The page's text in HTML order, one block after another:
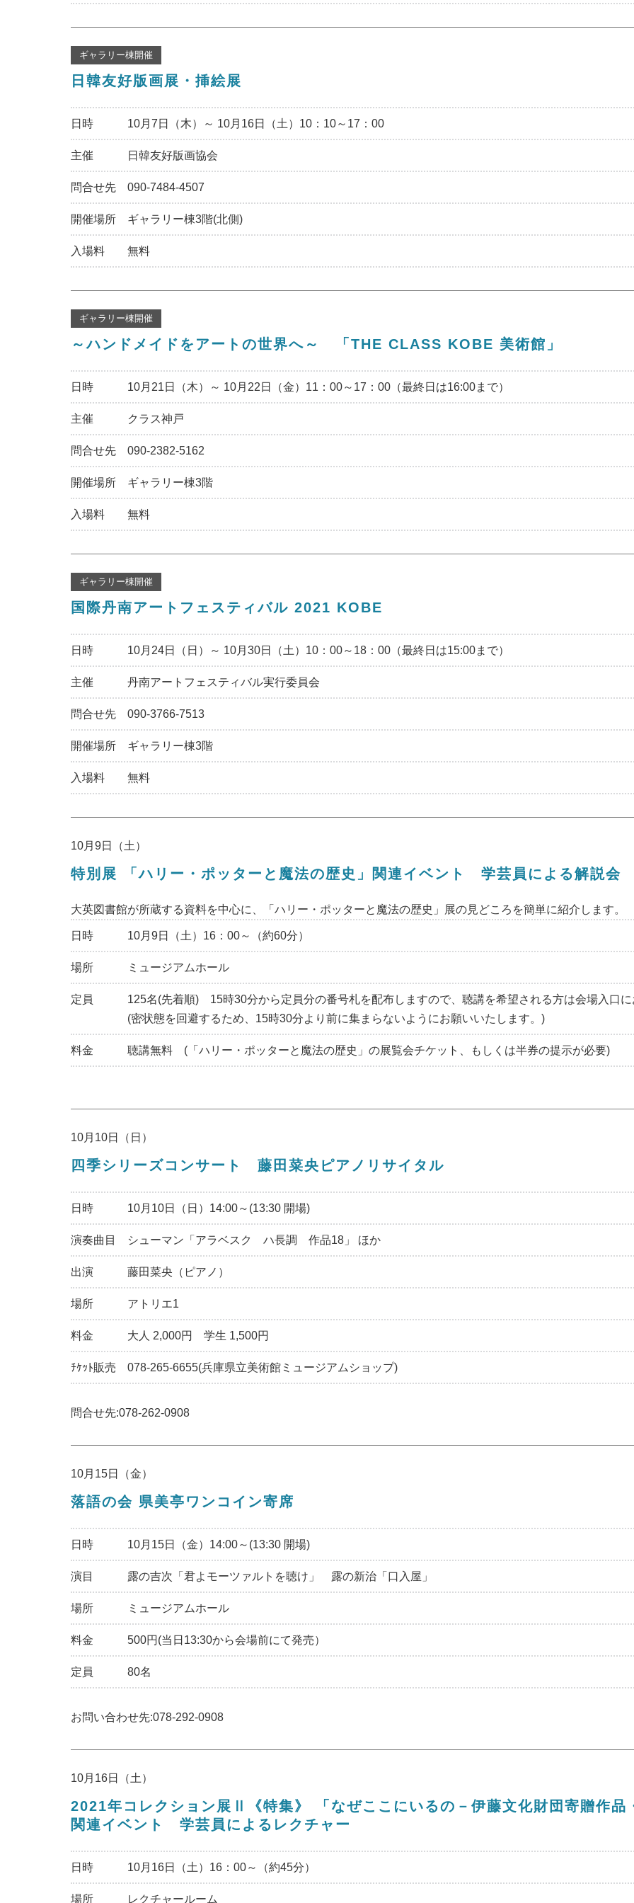
ギャラリー棟開催
日韓友好版画展・挿絵展
日時 10月7日（木）～ 10月16日（土）10：10～17：00
主催 日韓友好版画協会
問合せ先 090-7484-4507
開催場所 ギャラリー棟3階(北側)
入場料 無料
ギャラリー棟開催
～ハンドメイドをアートの世界へ～ 「THE CLASS KOBE 美術館」
日時 10月21日（木）～ 10月22日（金）11：00～17：00（最終日は16:00まで）
主催 クラス神戸
問合せ先 090-2382-5162
開催場所 ギャラリー棟3階
入場料 無料
ギャラリー棟開催
国際丹南アートフェスティバル 2021 KOBE
日時 10月24日（日）～ 10月30日（土）10：00～18：00（最終日は15:00まで）
主催 丹南アートフェスティバル実行委員会
問合せ先 090-3766-7513
開催場所 ギャラリー棟3階
入場料 無料
10月9日（土）
特別展 「ハリー・ポッターと魔法の歴史」関連イベント 学芸員による解説会
大英図書館が所蔵する資料を中心に、「ハリー・ポッターと魔法の歴史」展の見どころを簡単に紹介します。
日時 10月9日（土）16：00～（約60分）
場所 ミュージアムホール
定員
125名(先着順) 15時30分から定員分の番号札を配布しますので、聴講を希望される方は会場入口に
(密状態を回避するため、15時30分より前に集まらないようにお願いいたします。)
料金 聴講無料 (「ハリー・ポッターと魔法の歴史」の展覧会チケット、もしくは半券の提示が必要)
10月10日（日）
四季シリーズコンサート 藤田菜央ピアノリサイタル
日時 10月10日（日）14:00～(13:30 開場)
演奏曲目 シューマン「アラベスク ハ長調 作品18」 ほか
出演 藤田菜央（ピアノ）
場所 アトリエ1
料金 大人 2,000円 学生 1,500円
ﾁｹｯﾄ販売 078-265-6655(兵庫県立美術館ミュージアムショップ)
問合せ先:078-262-0908
10月15日（金）
落語の会 県美亭ワンコイン寄席
日時 10月15日（金）14:00～(13:30 開場)
演目 露の吉次「君よモーツァルトを聴け」 露の新治「口入屋」
場所 ミュージアムホール
料金 500円(当日13:30から会場前にて発売）
定員 80名
お問い合わせ先:078-292-0908
10月16日（土）
2021年コレクション展Ⅱ《特集》 「なぜここにいるの－伊藤文化財団寄贈作品
関連イベント 学芸員によるレクチャー
日時 10月16日（土）16：00～（約45分）
場所 レクチャールーム